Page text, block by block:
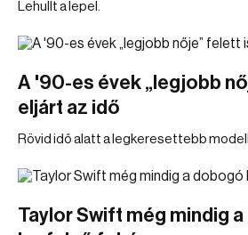
Lehullt a lepel.
A '90-es évek „legjobb
eljárt az idő
Rövid idő alatt a legkeresettebb
Taylor Swift még mindig